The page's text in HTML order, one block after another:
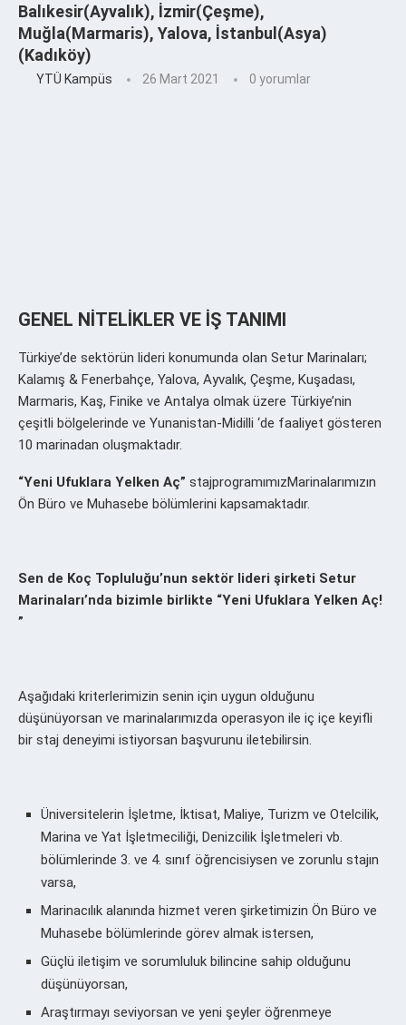
Balıkesir(Ayvalık), İzmir(Çeşme),
Muğla(Marmaris), Yalova, İstanbul(Asya)
(Kadıköy)
YTÜ Kampüs 26 Mart 2021 0 yorumlar
GENEL NİTELİKLER VE İŞ TANIMI
Türkiye’de sektörün lideri konumunda olan Setur Marinaları;
Kalamış & Fenerbahçe, Yalova, Ayvalık, Çeşme, Kuşadası,
Marmaris, Kaş, Finike ve Antalya olmak üzere Türkiye’nin
çeşitli bölgelerinde ve Yunanistan-Midilli ‘de faaliyet gösteren
10 marinadan oluşmaktadır.
“Yeni Ufuklara Yelken Aç” stajprogramımızMarinalarımızın
Ön Büro ve Muhasebe bölümlerini kapsamaktadır.
Sen de Koç Topluluğu’nun sektör lideri şirketi Setur
Marinaları’nda bizimle birlikte “Yeni Ufuklara Yelken Aç!
”
Aşağıdaki kriterlerimizin senin için uygun olduğunu
düşünüyorsan ve marinalarımızda operasyon ile iç içe keyifli
bir staj deneyimi istiyorsan başvurunu iletebilirsin.
Üniversitelerin İşletme, İktisat, Maliye, Turizm ve Otelcilik,
Marina ve Yat İşletmeciliği, Denizcilik İşletmeleri vb.
bölümlerinde 3. ve 4. sınıf öğrencisiysen ve zorunlu stajın
varsa,
Marinacılık alanında hizmet veren şirketimizin Ön Büro ve
Muhasebe bölümlerinde görev almak istersen,
Güçlü iletişim ve sorumluluk bilincine sahip olduğunu
düşünüyorsan,
Araştırmayı seviyorsan ve yeni şeyler öğrenmeye